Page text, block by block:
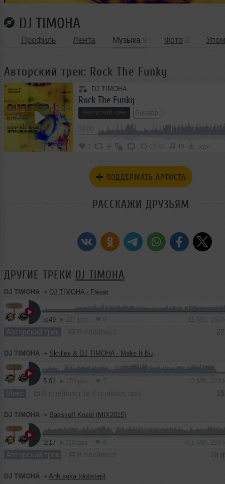
DJ TIMOHA
Профиль Лента Музыка Фото
Авторский трек: Rock The Funky
DJ TIMOHA
Rock The Funky
Авторский трек Dubstep
2 03:46 49 </>
ПОДДЕРЖАТЬ АРТИСТА
РАССКАЖИ ДРУЗЬЯМ
ДРУГИЕ ТРЕКИ DJ TIMOHA
DJ TIMOHA ➝ DJ TIMOHA - Flexer
5:49
Авторский трек
DJ TIMOHA ➝ Skrillex & DJ TIMOHA - Make It Bun Dem (DUBSTEP2015)
5:01
Микс
DJ TIMOHA ➝ Basskoff Kozel (MIX2015)
3:17
Авторский трек 28
DJ TIMOHA ➝ Ahh suka (dubstep)